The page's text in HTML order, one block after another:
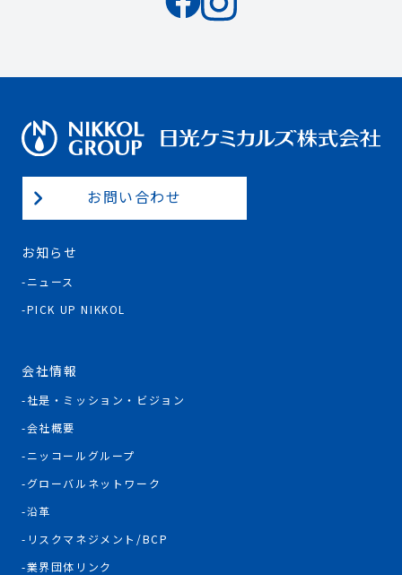
お問い合わせ
お知らせ
ニュース
PICK UP NIKKOL
会社情報
社是・ミッション・ビジョン
会社概要
ニッコールグループ
グローバルネットワーク
沿革
リスクマネジメント/BCP
業界団体リンク